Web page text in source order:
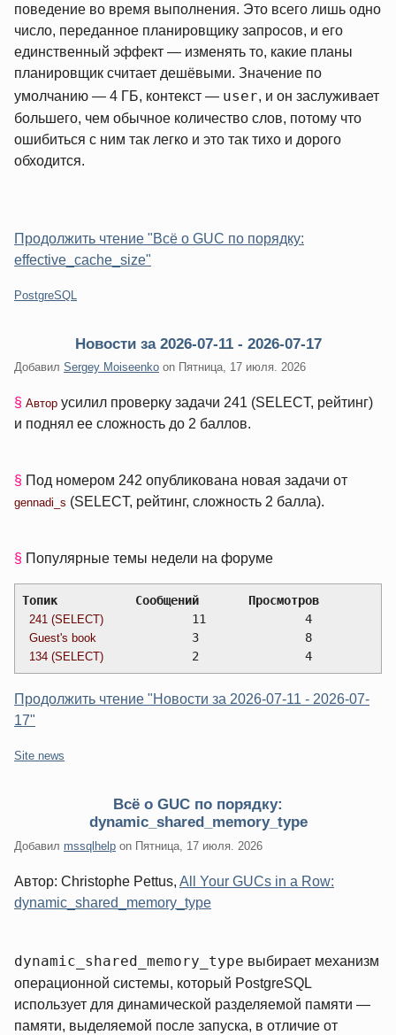
поведение во время выполнения. Это всего лишь одно
число, переданное планировщику запросов, и его
единственный эффект — изменять то, какие планы
планировщик считает дешёвыми. Значение по
умолчанию — 4 ГБ, контекст — user, и он заслуживает
большего, чем обычное количество слов, потому что
ошибиться с ним так легко и это так тихо и дорого
обходится.
Продолжить чтение "Всё о GUC по порядку:
effective_cache_size"
Категории:
PostgreSQL
Новости за 2026-07-11 - 2026-07-17
Добавил Sergey Moiseenko on Пятница, 17 июля. 2026
§ Автор усилил проверку задачи 241 (SELECT, рейтинг)
и поднял ее сложность до 2 баллов.
§ Под номером 242 опубликована новая задачи от
gennadi_s (SELECT, рейтинг, сложность 2 балла).
§ Популярные темы недели на форуме
Топик		Сообщений	Просмотров
241 (SELECT)
		11		4
Guest's book
		3		8
134 (SELECT)
		2		4
Продолжить чтение "Новости за 2026-07-11 - 2026-07-
17"
Категории:
Site news
Всё о GUC по порядку:
dynamic_shared_memory_type
Добавил mssqlhelp on Пятница, 17 июля. 2026
Автор: Christophe Pettus, All Your GUCs in a Row:
dynamic_shared_memory_type
dynamic_shared_memory_type выбирает механизм
операционной системы, который PostgreSQL
использует для динамической разделяемой памяти —
памяти, выделяемой после запуска, в отличие от